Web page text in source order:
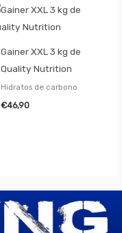
Gainer XXL 3 kg de
Quality Nutrition
Hidratos de carbono
€46,90